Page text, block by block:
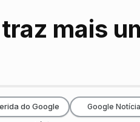
mais
do Google Google